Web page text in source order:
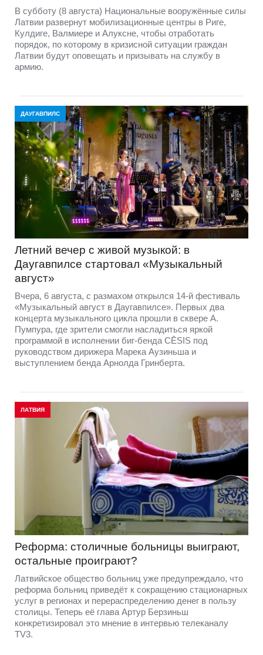
В субботу (8 августа) Национальные вооружённые силы
Латвии развернут мобилизационные центры в Риге,
Кулдиге, Валмиере и Алуксне, чтобы отработать
порядок, по которому в кризисной ситуации граждан
Латвии будут оповещать и призывать на службу в
армию.
ДАУГАВПИЛС
Летний вечер с живой музыкой: в
Даугавпилсе стартовал «Музыкальный
август»
Вчера, 6 августа, с размахом открылся 14-й фестиваль
«Музыкальный август в Даугавпилсе». Первых два
концерта музыкального цикла прошли в сквере А.
Пумпура, где зрители смогли насладиться яркой
программой в исполнении биг-бенда CĒSIS под
руководством дирижера Марека Аузиньша и
выступлением бенда Арнолда Гринберта.
ЛАТВИЯ
Реформа: столичные больницы выиграют,
остальные проиграют?
Латвийское общество больниц уже предупреждало, что
реформа больниц приведёт к сокращению стационарных
услуг в регионах и перераспределению денег в пользу
столицы. Теперь её глава Артур Берзиньш
конкретизировал это мнение в интервью телеканалу
TV3.